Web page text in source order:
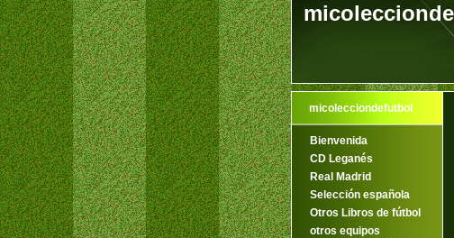
micolecciondefutbol
Bienvenida
CD Leganés
Real Madrid
Selección española
Otros Libros de fútbol
otros equipos